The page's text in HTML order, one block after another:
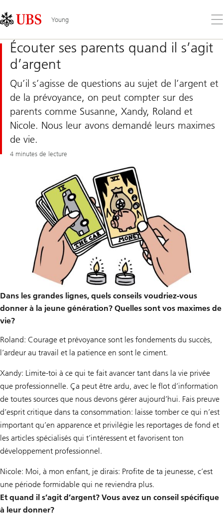
Links
Area
Young
le
Écouter ses parents quand il s’agit
d’argent
Qu’il s’agisse de questions au sujet de l’argent et
de la prévoyance, on peut compter sur des
parents comme Susanne, Xandy, Roland et
Nicole. Nous leur avons demandé leurs maximes
de vie.
4 minutes de lecture
Dans les grandes lignes, quels conseils voudriez-vous
donner à la jeune génération? Quelles sont vos maximes de
vie?
Roland: Courage et prévoyance sont les fondements du succès,
l’ardeur au travail et la patience en sont le ciment.
Xandy: Limite-toi à ce qui te fait avancer tant dans la vie privée
que professionnelle. Ça peut être ardu, avec le flot d’information
de toutes sources que nous devons gérer aujourd’hui. Fais preuve
d’esprit critique dans ta consommation: laisse tomber ce qui n’est
important qu’en apparence et privilégie les reportages de fond et
les articles spécialisés qui t’intéressent et favorisent ton
développement professionnel.
Nicole: Moi, à mon enfant, je dirais: Profite de ta jeunesse, c’est
une période formidable qui ne reviendra plus.
Et quand il s’agit d’argent? Vous avez un conseil spécifique
à leur donner?